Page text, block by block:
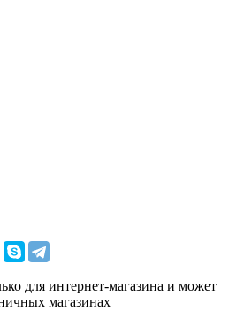
для интернет-магазина и может
магазинах